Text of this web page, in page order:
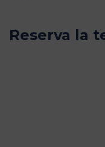
Reserva la